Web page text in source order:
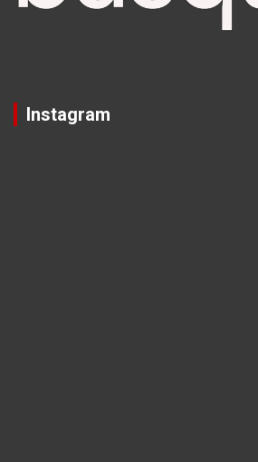
Instagram